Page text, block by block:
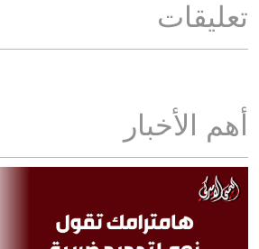
تعليقات
أهم الأخبار